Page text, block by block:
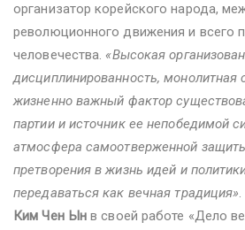
организатор корейского народа,
революционного движения и всего
человечества. «Высокая
дисциплинированность, монолитная
жизненно важный фактор
партии и источник ее непобедимой
атмосфера самоотверженной
претворения в жизнь идей и
передаваться как вечная традиция»
Ким Чен Ын в своей работе «Дело